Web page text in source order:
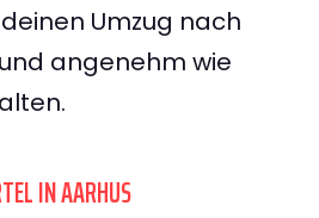
Umzug nach
angenehm wie
IN AARHUS